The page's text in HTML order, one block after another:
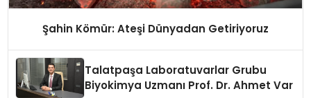
Şahin Kömür: Ateşi Dünyadan Getiriyoruz
Talatpaşa Laboratuvarlar Grubu
Biyokimya Uzmanı Prof. Dr. Ahmet Var